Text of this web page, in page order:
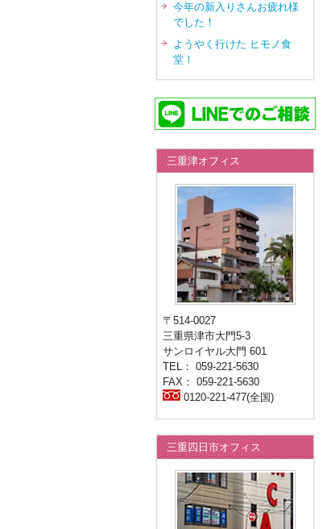
今年の新入りさんお疲れ様
でした！
ようやく行けた ヒモノ食
堂！
三重津オフィス
〒514-0027
三重県津市大門5-3
サンロイヤル大門 601
TEL： 059-221-5630
FAX： 059-221-5630
0120-221-477(全国)
三重四日市オフィス